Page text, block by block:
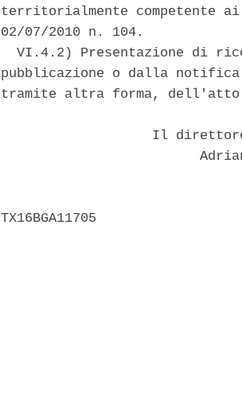
territorialmente competente
02/07/2010 n. 104.
VI.4.2) Presentazione di
pubblicazione o dalla
tramite altra forma, dell'atto
Il